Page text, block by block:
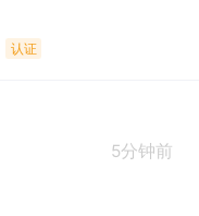
认证
5分钟前